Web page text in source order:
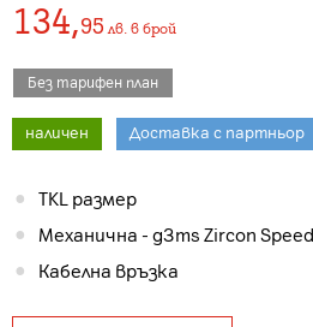
134,95 лв. в брой
Без тарифен план
наличен Доставка с партньор
TKL размер
Механична - g3ms Zircon
Кабелна връзка